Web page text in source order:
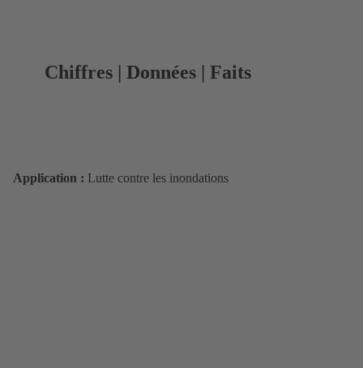
Chiffres | Données | Faits
Application : Lutte contre les inondations